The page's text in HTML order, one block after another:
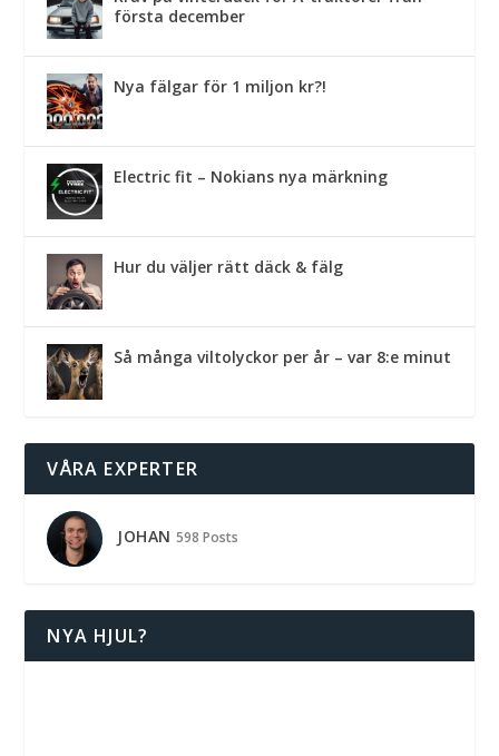
första december
Nya fälgar för 1 miljon kr?!
Electric fit – Nokians nya märkning
Hur du väljer rätt däck & fälg
Så många viltolyckor per år – var 8:e minut
VÅRA EXPERTER
JOHAN 598 Posts
NYA HJUL?